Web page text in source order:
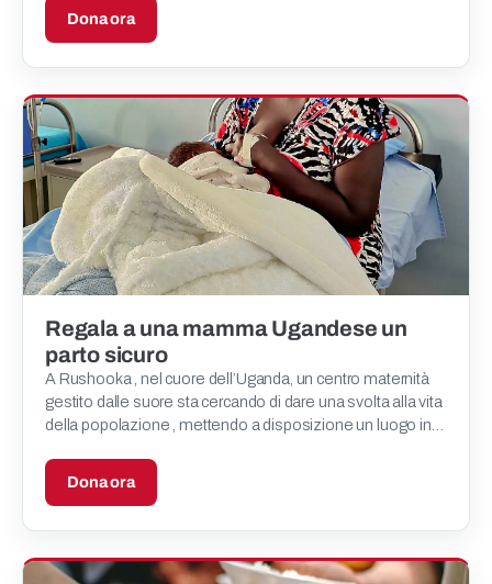
Dona ora
Regala a una mamma Ugandese un
parto sicuro
A Rushooka , nel cuore dell’Uganda, un centro maternità
gestito dalle suore sta cercando di dare una svolta alla vita
della popolazione , mettendo a disposizione un luogo in
Dona ora